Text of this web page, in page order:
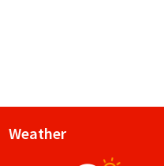
Weather